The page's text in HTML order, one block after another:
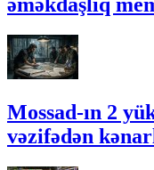
əməkdaşlıq
Mossad-ın 2
vəzifədən